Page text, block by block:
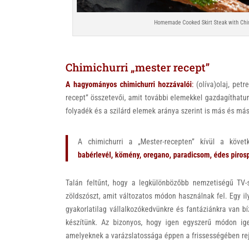
Homemade Cooked Skirt Steak with
Chimichurri „mester recept”
A hagyományos chimichurri hozzávalói: (olíva)olaj,
recept” összetevői, amit további elemekkel
folyadék és a szilárd elemek aránya szerint is más és
A chimichurri a „Mester-recepten” kívül a
babérlevél, kömény, oregano, paradicsom, édes
Talán feltűnt, hogy a legkülönbözőbb nemzetiségű
zöldszószt, amit változatos módon használnak fel. Egy
gyakorlatilag vállalkozókedvünkre és fantáziánkra van
készítünk. Az bizonyos, hogy igen egyszerű módon
amelyeknek a varázslatossága éppen a frissességében